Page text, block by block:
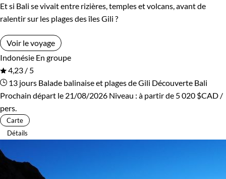
Et si Bali se vivait entre rizières, temples et volcans, avant de
ralentir sur les plages des îles Gili ?
Voir le voyage
Indonésie En groupe
4,23 / 5
13 jours Balade balinaise et plages de Gili Découverte Bali
Prochain départ le 21/08/2026 Niveau : à partir de 5 020 $CAD /
pers.
Carte
Détails